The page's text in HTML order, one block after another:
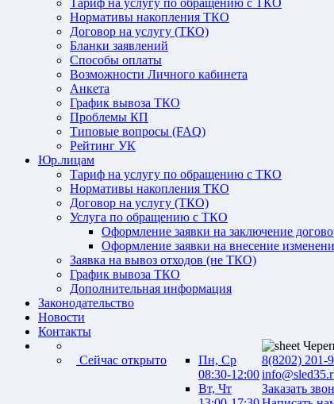
Тариф на услугу по обращению с ТКО
Нормативы накопления ТКО
Договор на услугу (ТКО)
Бланки заявлений
Способы оплаты
Возможности Личного кабинета
Анкета
График вывоза ТКО
Проблемы КП
Типовые вопросы (FAQ)
Рейтинг УК
Юр.лицам
Тариф на услугу по обращению с ТКО
Нормативы накопления ТКО
Договор на услугу (ТКО)
Услуга по обращению с ТКО
Оформление заявки на заключение
Оформление заявки на внесение
Заявка на вывоз отходов (не ТКО)
График вывоза ТКО
Дополнительная информация
Законодательство
Новости
Контакты
Сейчас открыто
Пн, Ср
08:30-12:00
Вт, Чт
8(8202) 201-
Заказать